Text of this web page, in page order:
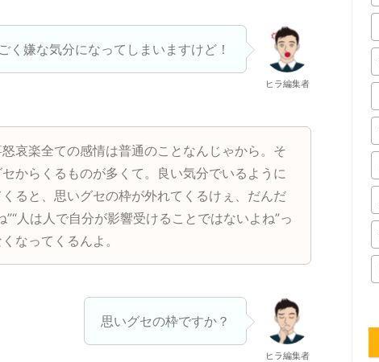
く嫌な気分になってしまいますけど！
ヒラ編集者
哀楽全ての感情は普通のことなんじゃから。そ
からくるものが多くて。良い気分でいるように
ると、思いグセの枠が外れてくるけぇ、だんだ
人は人で自分が影響受けることではないよね”っ
なってくるんよ。
思いグセの枠ですか？
ヒラ編集者